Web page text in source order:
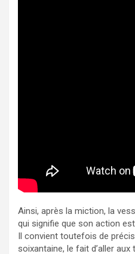
Ainsi, après la miction, la
qui signifie que son action
Il convient toutefois de
soixantaine, le fait d’aller